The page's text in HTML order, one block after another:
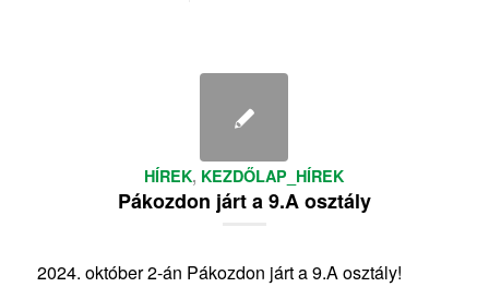
HÍREK, KEZDŐLAP_HÍREK
Pákozdon járt a 9.A osztály
2024. október 2-án Pákozdon járt a 9.A osztály!